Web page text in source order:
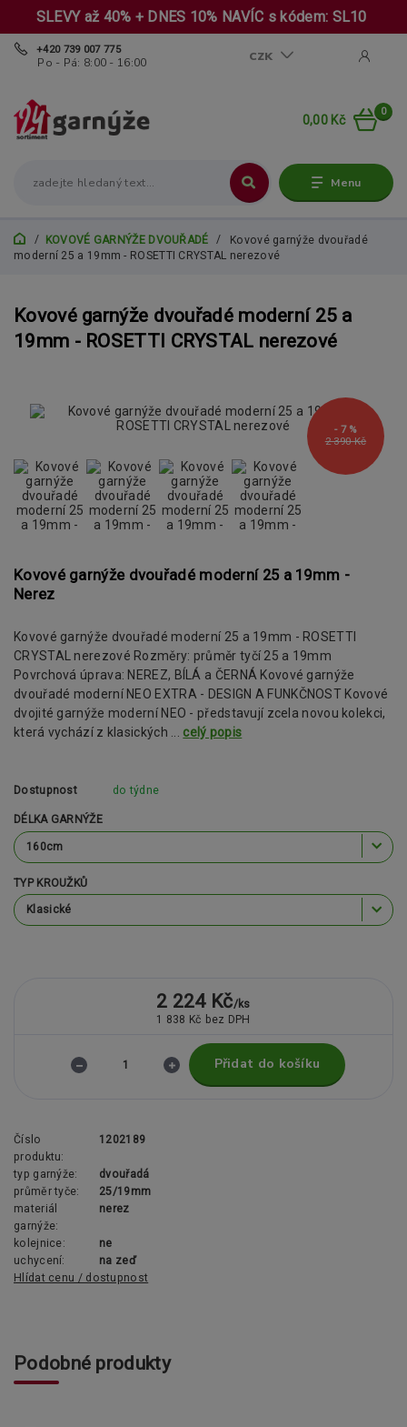
SLEVY až 40% + DNES 10% NAVÍC s kódem: SL10
Menu
CZK
+420 739 007 775
Po - Pá: 8:00 - 16:00
0
0,00 Kč
KOVOVÉ GARNÝŽE DVOUŘADÉ
Kovové garnýže dvouřadé
moderní 25 a 19mm - ROSETTI CRYSTAL nerezové
Kovové garnýže dvouřadé moderní 25 a
19mm - ROSETTI CRYSTAL nerezové
2 390 Kč
- 7 %
Kovové garnýže dvouřadé moderní 25 a 19mm -
Nerez
Kovové garnýže dvouřadé moderní 25 a 19mm - ROSETTI
CRYSTAL nerezové Rozměry: průměr tyčí 25 a 19mm
Povrchová úprava: NEREZ, BÍLÁ a ČERNÁ Kovové garnýže
dvouřadé moderní NEO EXTRA - DESIGN A FUNKČNOST Kovové
dvojité garnýže moderní NEO - představují zcela novou kolekci,
která vychází z klasických ... celý popis
Dostupnost do týdne
DÉLKA GARNÝŽE
TYP KROUŽKŮ
2 224 Kč/ks
1 838 Kč bez DPH
Přidat do košíku
Číslo
produktu:
1202189
typ garnýže:
dvouřadá
průměr tyče:
25/19mm
materiál
garnýže:
nerez
kolejnice:
ne
uchycení:
na zeď
Hlídat cenu / dostupnost
Podobné produkty